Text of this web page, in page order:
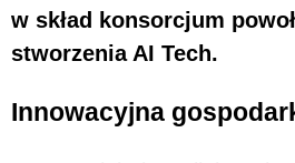
w skład konsorcjum
stworzenia AI Tech.
Innowacyjna